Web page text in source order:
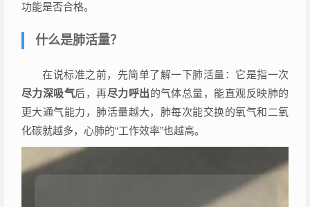
功能是否合格。
什么是肺活量？
在说标准之前，先简单了解一下肺活量：它是指一次
尽力深吸气后，再尽力呼出的气体总量，能直观反映肺的
更大通气能力，肺活量越大，肺每次能交换的氧气和二氧
化碳就越多，心肺的“工作效率”也越高。